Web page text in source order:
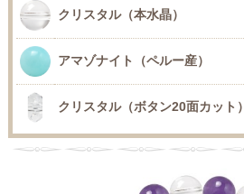
クリスタル（本水晶）
アマゾナイト（ペルー産）
クリスタル（ボタン20面カット）